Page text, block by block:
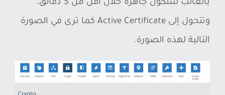
بالغالب ستكون جاهزة خلال أقل من 5 دقائق،
وتتحول إلى Active Certificate كما ترى في الصورة
التالية لهذه الصورة.